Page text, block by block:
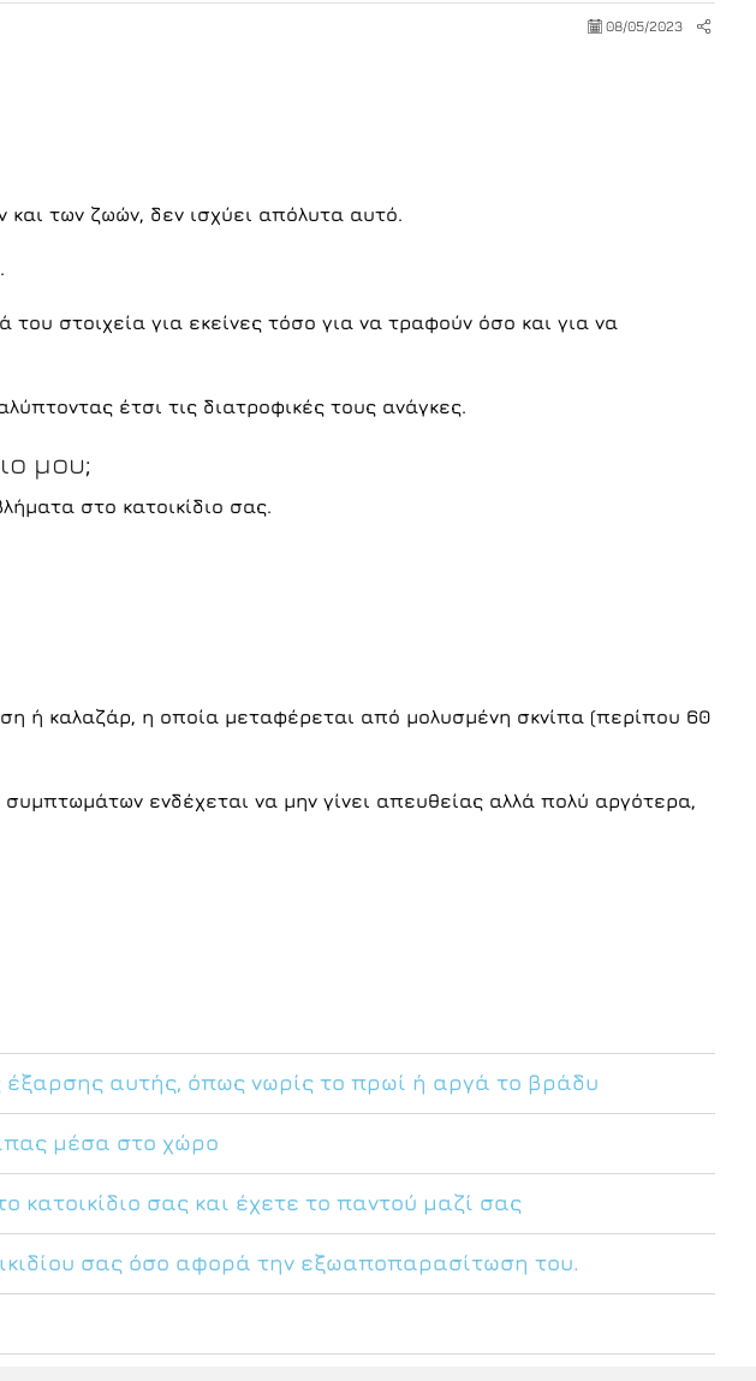
08/05/2023
των ζωών, δεν ισχύει απόλυτα αυτό.
του στοιχεία για εκείνες τόσο για να τραφούν όσο και για να
έτσι τις διατροφικές τους ανάγκες.
μου;
στο κατοικίδιο σας.
ή καλαζάρ, η οποία μεταφέρεται από μολυσμένη σκνίπα (περίπου 60
ενδέχεται να μην γίνει απευθείας αλλά πολύ αργότερα,
έξαρσης αυτής, όπως νωρίς το πρωί ή αργά το βράδυ
μέσα στο χώρο
κατοικίδιο σας και έχετε το παντού μαζί σας
σας όσο αφορά την εξωαποπαρασίτωση του.